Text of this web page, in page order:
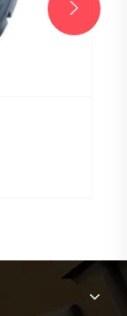
